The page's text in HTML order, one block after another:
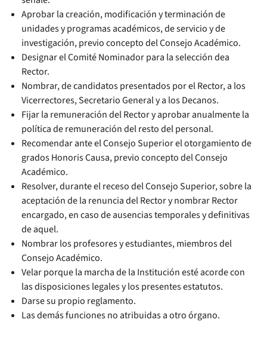
Aprobar la creación, modificación y terminación de
unidades y programas académicos, de servicio y de
investigación, previo concepto del Consejo Académico.
Designar el Comité Nominador para la selección dea
Rector.
Nombrar, de candidatos presentados por el Rector, a los
Vicerrectores, Secretario General y a los Decanos.
Fijar la remuneración del Rector y aprobar anualmente la
política de remuneración del resto del personal.
Recomendar ante el Consejo Superior el otorgamiento de
grados Honoris Causa, previo concepto del Consejo
Académico.
Resolver, durante el receso del Consejo Superior, sobre la
aceptación de la renuncia del Rector y nombrar Rector
encargado, en caso de ausencias temporales y definitivas
de aquel.
Nombrar los profesores y estudiantes, miembros del
Consejo Académico.
Velar porque la marcha de la Institución esté acorde con
las disposiciones legales y los presentes estatutos.
Darse su propio reglamento.
Las demás funciones no atribuidas a otro órgano.